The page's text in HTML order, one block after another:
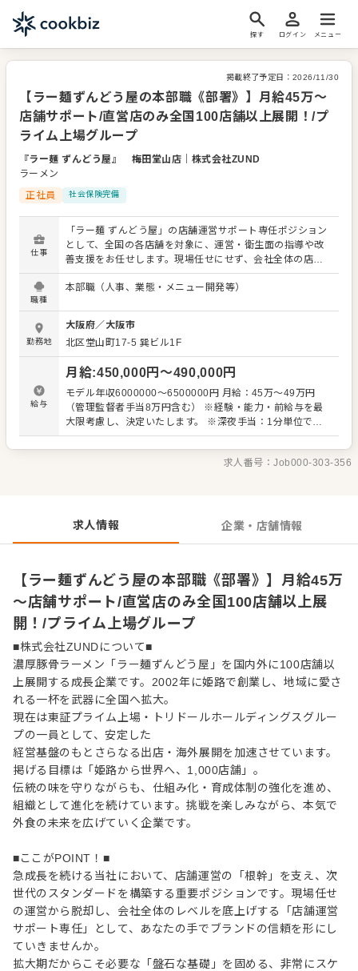
探す ログイン メニュー
掲載終了予定日： 2026/11/30
【ラー麺ずんどう屋の本部職《部署》】月給45万～
店舗サポート/直営店のみ全国100店舗以上展開！/プ
ライム上場グループ
『ラー麺 ずんどう屋』 梅田堂山店
株式会社ZUND
ラーメン
正社員
社会保険完備
仕事
「ラー麺 ずんどう屋」の店舗運営サポート専任ポジション
として、全国の各店舗を対象に、運営・衛生面の指導や改
善支援をお任せします。現場任せにせず、会社全体の店舗
レベルを底上げしていく役割です。店舗の状況を確認しな
がら、「安全で安心な店舗運営」「誰がやっても同じ品質
し、改善・定着を進めます。 具体的には… ■衛生・オペレ
ーション支援業務 ・食品衛生管理レベルの確認、指導、改
善提案 ・衛生／オペレーションマニュアルの作成・更新 ・
オペレーション動画の作成、整理、運用支援 ・店舗の内部
監査の実施、指摘事項の改善フォロー ■店舗サポート業務
・各店舗への運営・衛生面のアドバイス ・オペレーション
定着に向けた現場支援 ・店舗設備・厨房機器などのメンテ
ナンスサポート ・本部と店舗をつなぐ調整・フォロー業務
継続的な改善を行っていくポジションです。また、「新店
プロモーター」として立ち上げ（グランドオープン）をリ
ペレーショントレーニングの実施 ・配属予定社員への育成
引き継ぎ ・オープン前後の営業サポート、現場フォロー
職種
本部職（人事、業態・メニュー開発等）
勤務地
大阪府／ 大阪市
北区堂山町17-5 巽ビル1F
給与
月給:450,000円〜490,000円
モデル年収6000000～6500000円 月給：45万～49万円
（管理監督者手当8万円含む） ※経験・能力・前給与を最
大限考慮し、決定いたします。 ※深夜手当：1分単位で支
給 ※上記年収は月給45万円～月給49万円×12か月という条
件をもとに算出 ※上記年収には以下手当が含まれています
求人番号：Job000-303-356
求人情報 企業・店舗情報
【ラー麺ずんどう屋の本部職《部署》】月給45万
～店舗サポート/直営店のみ全国100店舗以上展
開！/プライム上場グループ
■株式会社ZUNDについて■
濃厚豚骨ラーメン「ラー麺ずんどう屋」を国内外に100店舗以
上展開する成長企業です。2002年に姫路で創業し、地域に愛さ
れる一杯を武器に全国へ拡大。
現在は東証プライム上場・トリドールホールディングスグルー
プの一員として、安定した
経営基盤のもとさらなる出店・海外展開を加速させています。
掲げる目標は「姫路から世界へ、1,000店舗」。
伝統の味を守りながらも、仕組み化・育成体制の強化を進め、
組織として進化を続けています。挑戦を楽しみながら、本気で
外食の未来を広げていく企業です。
■ここがPOINT！■
急成長を続ける当社において、店舗運営の「根幹」を支え、次
世代のスタンダードを構築する重要ポジションです。現場任せ
の運営から脱却し、会社全体のレベルを底上げする「店舗運営
サポート専任」として、あなたの手でブランドの信頼を形にし
ていきませんか。
拡大期だからこそ必要な「盤石な基礎」を固める、非常にスケ